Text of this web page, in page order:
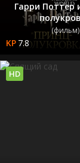
Гарри Поттер
(фильм)
7.8
HD